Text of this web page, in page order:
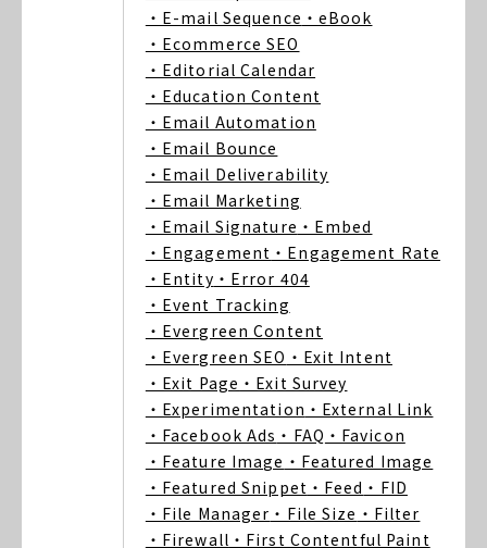
・E-mail Sequence ・eBook
・Ecommerce SEO
・Editorial Calendar
・Education Content
・Email Automation
・Email Bounce
・Email Deliverability
・Email Marketing
・Email Signature ・Embed
・Engagement ・Engagement Rate
・Entity ・Error 404
・Event Tracking
・Evergreen Content
・Evergreen SEO ・Exit Intent
・Exit Page ・Exit Survey
・Experimentation ・External Link
・Facebook Ads ・FAQ ・Favicon
・Feature Image ・Featured Image
・Featured Snippet ・Feed ・FID
・File Manager ・File Size ・Filter
・Firewall ・First Contentful Paint